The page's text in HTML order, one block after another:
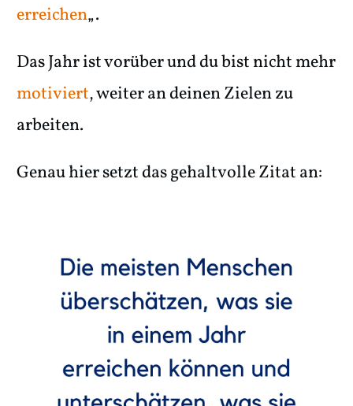
erreichen„.
Das Jahr ist vorüber und du bist nicht mehr
motiviert, weiter an deinen Zielen zu
arbeiten.
Genau hier setzt das gehaltvolle Zitat an: